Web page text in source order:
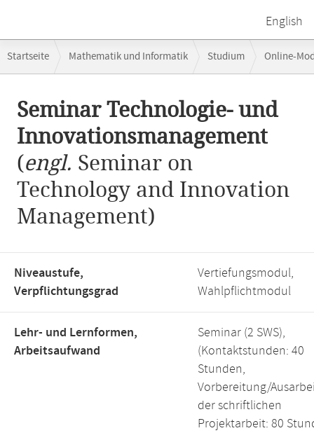
English
Navigation
Startseite Mathematik und Informatik Studium Online-
Seminar Technologie- und
Innovationsmanagement
(engl. Seminar on
Technology and Innovation
Management)
Niveaustufe,
Verpflichtungsgrad
Vertiefungsmodul,
Wahlpflichtmodul
Lehr- und Lernformen,
Arbeitsaufwand
Seminar (2 SWS),
(Kontaktstunden: 40
Stunden,
Vorbereitung/
der schriftlichen
Projektarbeit: 80